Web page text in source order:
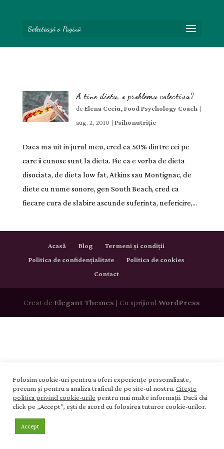
Selectează o Pagină
A tine dieta, o problema colectiva?
deElena Ceciu, Food Psychology Coach |
aug. 2, 2010 |Psihonutriție
Daca ma uit in jurul meu, cred ca 50% dintre cei pe
care ii cunosc sunt la dieta. Fie ca e vorba de dieta
disociata, de dieta low fat, Atkins sau Montignac, de
diete cu nume sonore, gen South Beach, cred ca
fiecare cura de slabire ascunde suferinta, nefericire,...
Acasă Blog
Termeni și condiții
Politica de confidențialitate
Politica de cookies
Contact
Creat de Elegant Themes | Cu sprijinulWordPress
Folosim cookie-uri pentru a oferi experiențe personalizate,
precum și pentru a analiza traficul de pe site-ul nostru. Citește
politica privind cookie-urile pentru mai multe informații. Dacă dai
click pe „Accept”, ești de acord cu folosirea tuturor cookie-urilor.
Accept